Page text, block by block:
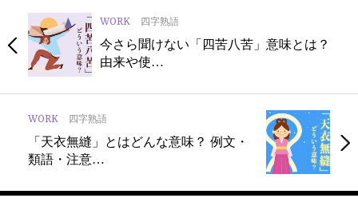
WORK 四字熟語
今さら聞けない「四苦八苦」意味とは？
由来や使…
WORK 四字熟語
「天衣無縫」とはどんな意味？ 例⽂・
類語・注意…